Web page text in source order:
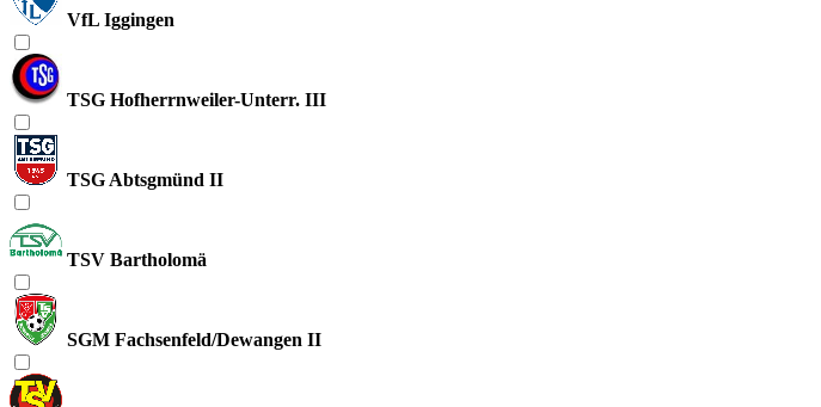
VfL Iggingen
TSG Hofherrnweiler-Unterr. III
TSG Abtsgmünd II
TSV Bartholomä
SGM Fachsenfeld/Dewangen II